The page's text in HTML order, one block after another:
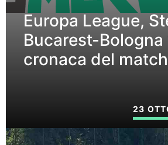
Europa League,
Bucarest-Bologna
cronaca del match
23